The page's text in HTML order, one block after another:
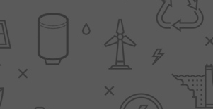
ONDERDELEN
TNO Precisie
onderzoeks doorstromer
Slim zonnestroom
inzetten voor warm water
in bedrijven